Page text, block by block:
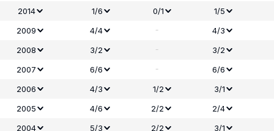
2014
1/6 0/1
1/5
2009
4/4 -
4/3
2008
3/2 -
3/2
2007
6/6 -
6/6
2006
4/3 1/2
3/1
2005
4/6 2/2
2/4
2004
5/3 2/2
3/1